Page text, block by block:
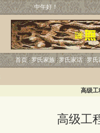
中午好！
首页 罗氏家族 罗氏家话 罗氏
高级工
高级工